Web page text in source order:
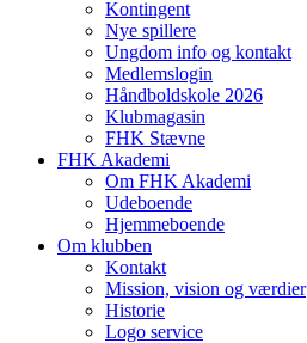
Kontingent
Nye spillere
Ungdom info og kontakt
Medlemslogin
Håndboldskole 2026
Klubmagasin
FHK Stævne
FHK Akademi
Om FHK Akademi
Udeboende
Hjemmeboende
Om klubben
Kontakt
Mission, vision og værdier
Historie
Logo service